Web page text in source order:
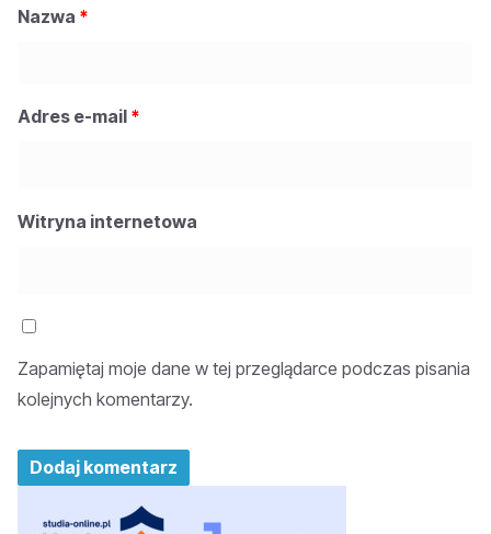
Nazwa *
Adres e-mail *
Witryna internetowa
Zapamiętaj moje dane w tej przeglądarce podczas pisania
kolejnych komentarzy.